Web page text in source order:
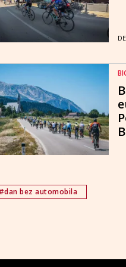
#dan bez automobila